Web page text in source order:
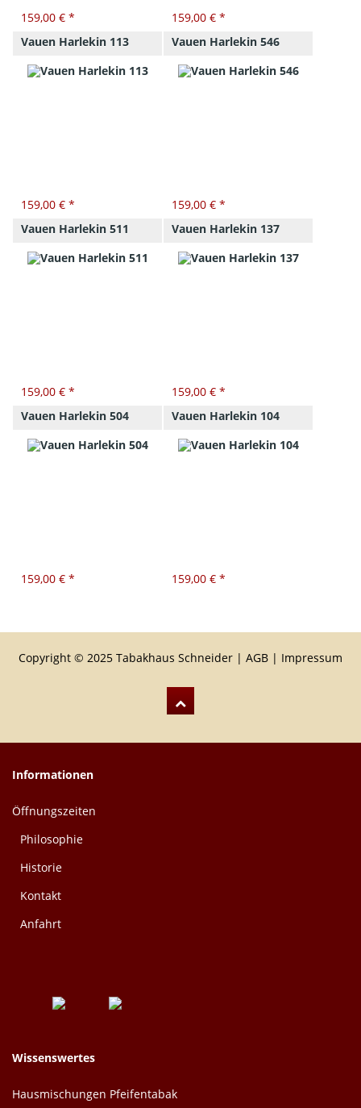
159,00 € *
159,00 € *
Vauen Harlekin 113
159,00 € *
Vauen Harlekin 546
159,00 € *
Vauen Harlekin 511
159,00 € *
Vauen Harlekin 137
159,00 € *
Vauen Harlekin 504
159,00 € *
Vauen Harlekin 104
159,00 € *
Copyright © 2025 Tabakhaus Schneider | AGB | Impressum
Informationen
Öffnungszeiten
Philosophie
Historie
Kontakt
Anfahrt
Wissenswertes
Hausmischungen Pfeifentabak